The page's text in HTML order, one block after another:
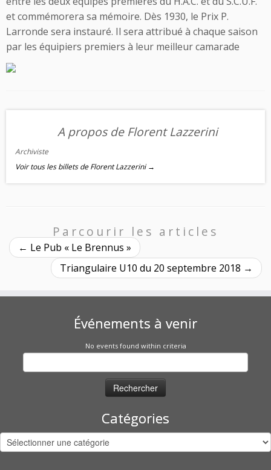
et commémorera sa mémoire. Dès 1930, le Prix P.
Larronde sera instauré. Il sera attribué à chaque saison
par les équipiers premiers à leur meilleur camarade
A propos de Florent Lazzerini
Archiviste
Voir tous les billets de Florent Lazzerini →
Parcourir les articles
← Le Pub « Le Brennus »
Triangulaire U10 du 20 septembre 2018 →
Événements à venir
No events found within criteria
Rechercher :
Catégories
Catégories